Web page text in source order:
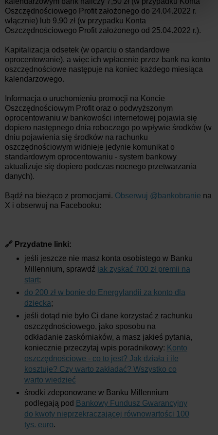
Oszczędnościowego Profit założonego do 24.04.2022 r.
włącznie) lub 9,90 zł (w przypadku Konta
Oszczędnościowego Profit założonego od 25.04.2022 r.).
Kapitalizacja odsetek (w oparciu o standardowe
oprocentowanie), a więc ich wpłacenie przez bank na konto
oszczędnościowe następuje na koniec każdego miesiąca
kalendarzowego.
Informacja o uruchomieniu promocji na Koncie
Oszczędnościowym Profit oraz o podwyższonym
oprocentowaniu w bankowości internetowej pojawia się
dopiero następnego dnia roboczego po wpływie środków (w
dniu pojawienia się środków na rachunku
oszczędnościowym widnieje jedynie komunikat o
standardowym oprocentowaniu - system bankowy
aktualizuje się dopiero podczas nocnego przetwarzania
danych).
Bądź na bieżąco z promocjami. Obserwuj @bankobranie na
X i obserwuj na Facebooku:
🔗 Przydatne linki:
jeśli jeszcze nie masz konta osobistego w Banku
Millennium, sprawdź jak zyskać 700 zł premii na
start;
do 200 zł w bonie do Energylandii za konto dla
dziecka;
jeśli dotąd nie było Ci dane korzystać z rachunku
oszczędnościowego, jako sposobu na
odkładanie zaskórniaków, a masz jakieś pytania,
koniecznie przeczytaj wpis poradnikowy: Konto
oszczędnościowe - co to jest? Jak działa i ile
kosztuje? Czy warto zakładać? Wszystko co
warto wiedzieć
środki zdeponowane w Banku Millennium
podlegają pod Bankowy Fundusz Gwarancyjny
do kwoty nieprzekraczającej równowartości 100
tys. euro.